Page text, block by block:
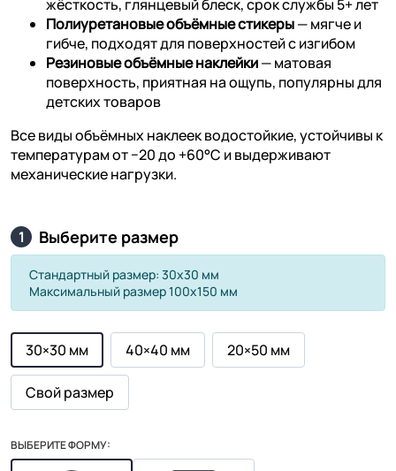
жёсткость, глянцевый блеск, срок службы 5+ лет
Полиуретановые объёмные стикеры— мягче и
гибче, подходят для поверхностей с изгибом
Резиновые объёмные наклейки— матовая
поверхность, приятная на ощупь, популярны для
детских товаров
Все виды объёмных наклеек водостойкие, устойчивы к
температурам от −20 до +60°C и выдерживают
механические нагрузки.
1 Выберите размер
Стандартный размер: 30х30 мм
Максимальный размер 100х150 мм
30×30 мм 40×40 мм 20×50 мм
Свой размер
ВЫБЕРИТЕ ФОРМУ: